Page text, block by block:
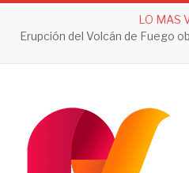
LO MAS